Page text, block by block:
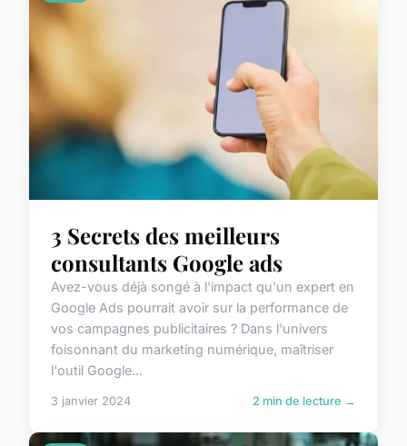
3 Secrets des meilleurs
consultants Google ads
Avez-vous déjà songé à l'impact qu'un expert en
Google Ads pourrait avoir sur la performance de
vos campagnes publicitaires ? Dans l'univers
foisonnant du marketing numérique, maîtriser
l'outil Google...
3 janvier 2024 2 min de lecture →